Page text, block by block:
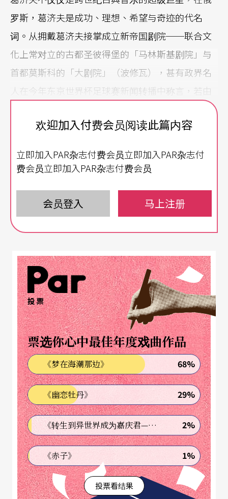
罗斯，葛济夫是成功、理想、希望与奇迹的代名
词。从拥戴葛济夫接掌成立新帝国剧院──联合文
化上常对立的古都圣彼得堡的「马林斯基剧院」与
首都莫斯科的「大剧院」（波修瓦），甚有政界名
人在今年东京世界杯足球赛新闻转播中称言，若由
葛济夫带领俄罗斯国家足球队，即不至于在八强晋
级赛失利之云云，足见其在俄国地位之举足轻重。
所有苏联时期的外债却由俄罗斯单独承担，俄罗斯
济低气压徘徊不去，马林斯基剧院在葛济夫领导下
全然不受影响，保持年度首演芭蕾舞剧以及至少三
部歌剧制作的高度工作量。
葛济夫的「首演之夜」永远是全圣彼得堡的焦点盛
事，因其丝毫不含糊，大手笔延聘高专业水准之国
际制作群，加上全剧院精华，是血汗与心力交织的
成果展现；其演出门票公定价最高额为美金一百至
一百五十美金，以俄国的收入水准，却仍能卖到一
票难求。
政治色彩？他们从不坐等政府补助
此次大师访台，传媒津津乐道的，却是影射葛济夫
的政治色彩，为音乐家平添许多奇异花絮，建宣传
奇功；但在俄国音乐界，这种为葛济夫宣传的方式
却从未出现，因为葛济夫的马林斯基剧院与泰米卡
诺夫所带领的圣彼得堡爱乐乃是全俄国人的骄傲，
欢迎加入付费会员阅读此篇内容
立即加入PAR杂志付费会员立即加入PAR杂志付
费会员立即加入PAR杂志付费会员
会员登入 马上注册
投票
票选你心中最佳年度戏曲作品
《梦在海潮那边》 68%
《幽恋牡丹》 29%
《转生到异世界成为嘉庆君—发现我的祖先是诈骗集团!?》 2%
《赤子》 1%
投票看结果